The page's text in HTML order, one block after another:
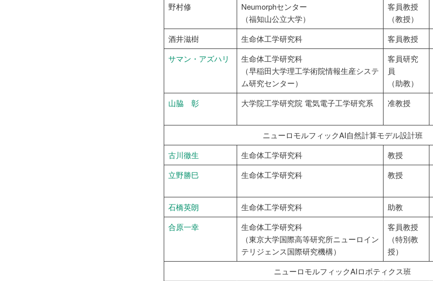
野村修
Neumorphセンター
（福知山公立大学）
客員教授
（教授）
酒井滋樹
生命体工学研究科 客員教授
サマン・アズハリ
生命体工学研究科
（早稲田大学理工学術院情報生産システ
ム研究センター）
客員研究
員
（助教）
山脇 彰 大学院工学研究院 電気電子工学研究系 准教授
ニューロモルフィックAI自然計算モデル設計班
古川徹生
生命体工学研究科 教授
立野勝巳
生命体工学研究科 教授
石橋英朗
生命体工学研究科 助教
合原一幸
生命体工学研究科
（東京大学国際高等研究所ニューロイン
テリジェンス国際研究機構）
客員教授
（特別教
授）
ニューロモルフィックAIロボティクス班